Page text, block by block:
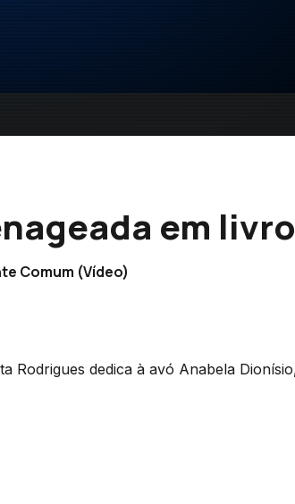
em livro
Comum (Vídeo)
Rodrigues dedica à avó Anabela